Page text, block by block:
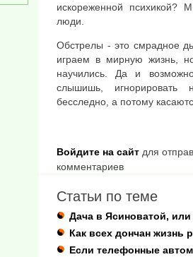
искореженной психикой?
люди.
Обстрелы - это смрадное
играем в мирную жизнь,
научились. Да и
слышишь,
бесследно, а потому
Войдите на сайт для
комментариев
Статьи по теме
Дача в Ясиноватой, или
Как всех дончан жизнь
Если телефонные